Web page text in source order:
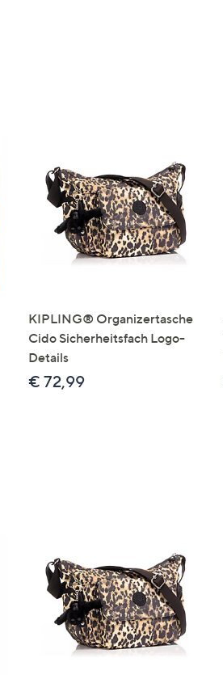
KIPLING® Organizertasche
Cido Sicherheitsfach Logo-
Details
€ 72,99